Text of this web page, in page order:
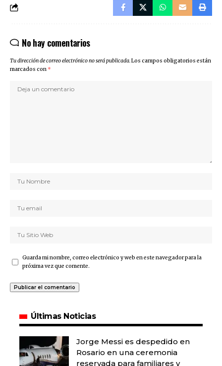
No hay comentarios
Tu dirección de correo electrónico no será publicada.Los campos obligatorios están
marcados con *
Guarda mi nombre, correo electrónico y web en este navegador para la
próxima vez que comente.
Últimas Noticias
Jorge Messi es despedido en
Rosario en una ceremonia
reservada para familiares y